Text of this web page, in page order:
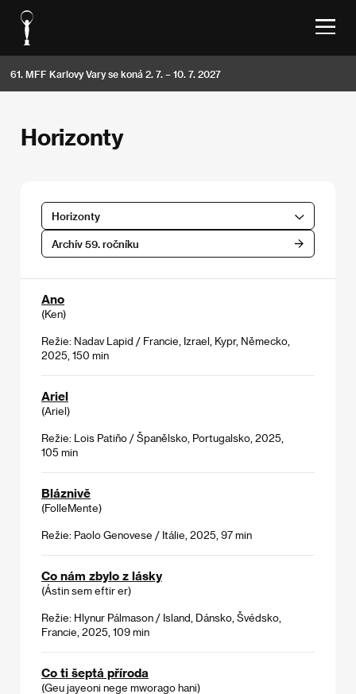
61. MFF Karlovy Vary se koná 2. 7. – 10. 7. 2027
Horizonty
Horizonty
Archív 59. ročníku
Ano
(Ken)
Režie: Nadav Lapid / Francie, Izrael, Kypr, Německo,
2025, 150 min
Ariel
(Ariel)
Režie: Lois Patiño / Španělsko, Portugalsko, 2025,
105 min
Bláznivě
(FolleMente)
Režie: Paolo Genovese / Itálie, 2025, 97 min
Co nám zbylo z lásky
(Ástin sem eftir er)
Režie: Hlynur Pálmason / Island, Dánsko, Švédsko,
Francie, 2025, 109 min
Co ti šeptá příroda
(Geu jayeoni nege mworago hani)